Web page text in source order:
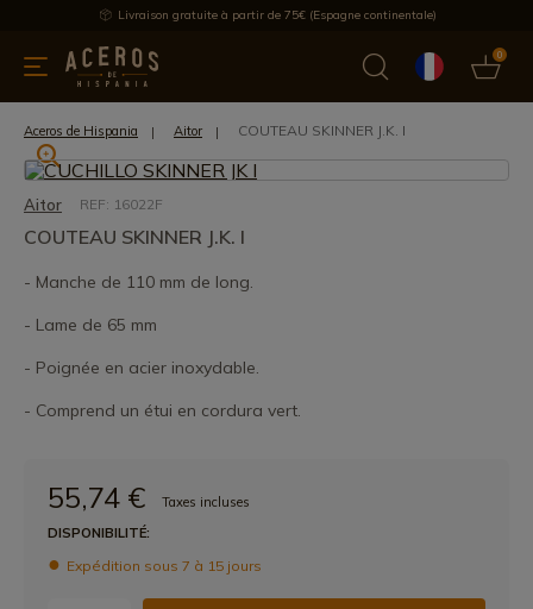
Livraison gratuite à partir de 75€ (Espagne continentale)
0
de cuisine Offre Dernières nouvelles Meilleures ventes
Aceros de Hispania Aitor COUTEAU SKINNER J.K. I
Aitor REF: 16022F
COUTEAU SKINNER J.K. I
- Manche de 110 mm de long.
- Lame de 65 mm
- Poignée en acier inoxydable.
- Comprend un étui en cordura vert.
55,74 €
Taxes incluses
DISPONIBILITÉ:
Expédition sous 7 à 15 jours